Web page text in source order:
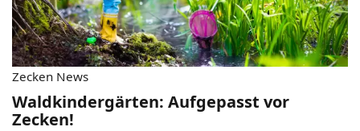
Zecken News
Waldkindergärten: Aufgepasst vor
Zecken!